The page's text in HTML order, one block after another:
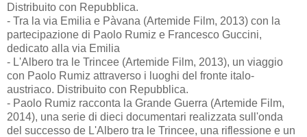
Distribuito con Repubblica.
- Tra la via Emilia e Pàvana (Artemide Film, 2013) con la
partecipazione di Paolo Rumiz e Francesco Guccini,
dedicato alla via Emilia
- L'Albero tra le Trincee (Artemide Film, 2013), un viaggio
con Paolo Rumiz attraverso i luoghi del fronte italo-
austriaco. Distribuito con Repubblica.
- Paolo Rumiz racconta la Grande Guerra (Artemide Film,
2014), una serie di dieci documentari realizzata sull'onda
del successo de L'Albero tra le Trincee, una riflessione e un